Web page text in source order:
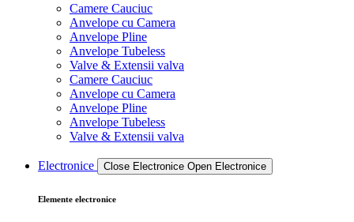
Camere Cauciuc
Anvelope cu Camera
Anvelope Pline
Anvelope Tubeless
Valve & Extensii valva
Camere Cauciuc
Anvelope cu Camera
Anvelope Pline
Anvelope Tubeless
Valve & Extensii valva
Electronice Close Electronice Open Electronice
Elemente electronice